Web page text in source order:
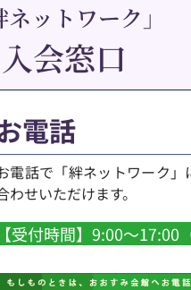
ネットワーク」
入会窓口
電話
電話で「絆ネットワーク
わせいただけます。
【受付時間】9:00～17:00